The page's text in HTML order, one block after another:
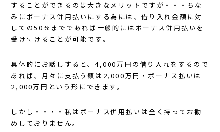
することができるのは大きなメリットですが・・・ちな
みにボーナス併用払いにする為には、借り入れ金額に対
しての50％までであれば一般的にはボーナス併用払いを
受け付けることが可能です。
具体的にお話しすると、4,000万円の借り入れをするので
あれば、月々に支払う額は2,000万円・ボーナス払いは
2,000万円という形にできます。
しかし・・・・私はボーナス併用払いは全く持ってお勧
めしておりません。